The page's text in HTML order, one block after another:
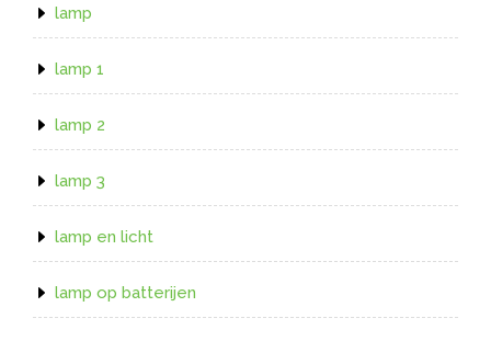
lamp
lamp 1
lamp 2
lamp 3
lamp en licht
lamp op batterijen